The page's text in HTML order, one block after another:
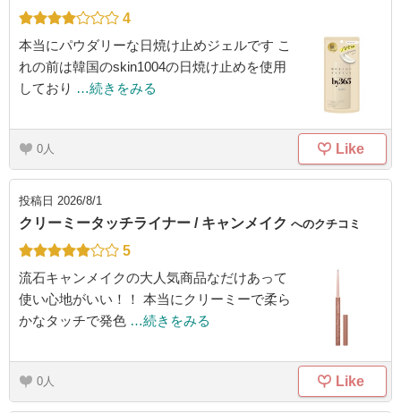
4
本当にパウダリーな日焼け止めジェルです こ
れの前は韓国のskin1004の日焼け止めを使用
しており …続きをみる
0 Like
投稿日 2026/8/1
クリーミータッチライナー / キャンメイク へのクチコミ
5
流石キャンメイクの大人気商品なだけあって
使い心地がいい！！ 本当にクリーミーで柔ら
かなタッチで発色 …続きをみる
0 Like